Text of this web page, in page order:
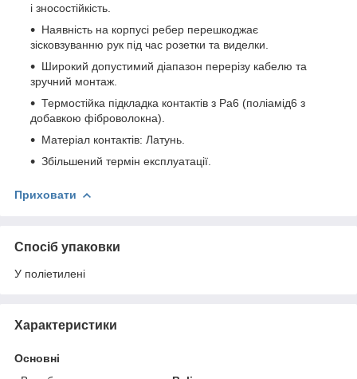
і зносостійкість.
Наявність на корпусі ребер перешкоджає
зісковзуванню рук під час розетки та виделки.
Широкий допустимий діапазон перерізу кабелю та
зручний монтаж.
Термостійка підкладка контактів з Pa6 (поліамід6 з
добавкою фіброволокна).
Матеріал контактів: Латунь.
Збільшений термін експлуатації.
Приховати
Спосіб упаковки
У поліетилені
Характеристики
Основні